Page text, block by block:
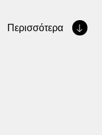
Περισσότερα